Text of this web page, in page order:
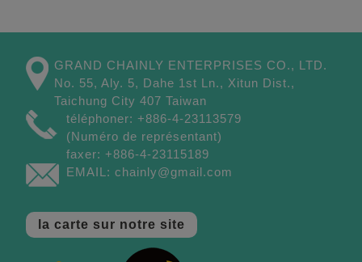
GRAND CHAINLY ENTERPRISES CO., LTD.
No. 55, Aly. 5, Dahe 1st Ln., Xitun Dist.,
Taichung City 407Taiwan
téléphoner: +886-4-23113579
(Numéro de représentant)
faxer: +886-4-23115189
EMAIL: chainly@gmail.com
la carte sur notre site